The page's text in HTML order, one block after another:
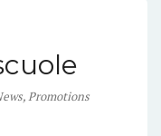
,Promotions